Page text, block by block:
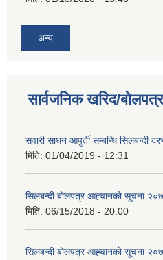
अन्य
सार्वजनिक खरिद/
सवारी साधन आपुर्ती सम्बन्धि सिलबन्दी
मिति: 01/04/2019 - 12:31
सिलबन्दी बोलपत्र आह्‍वानको सूचना
मिति: 06/15/2018 - 20:00
सिलबन्दी बोलपत्र आह्‍वानको सूचना